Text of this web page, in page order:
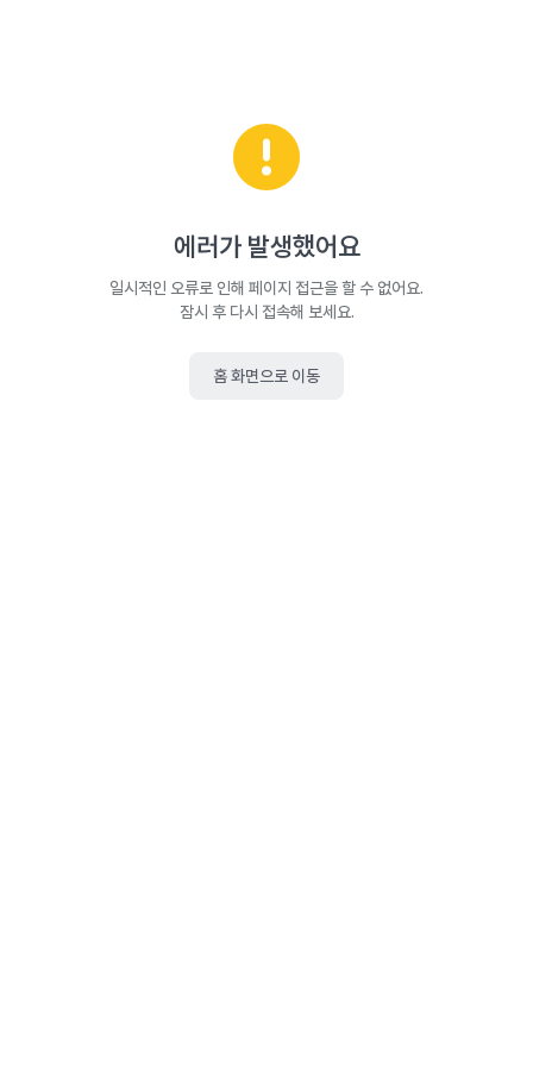
에러가 발생했어요
일시적인 오류로 인해 페이지 접근을 할 수 없어요.
잠시 후 다시 접속해 보세요.
홈 화면으로 이동